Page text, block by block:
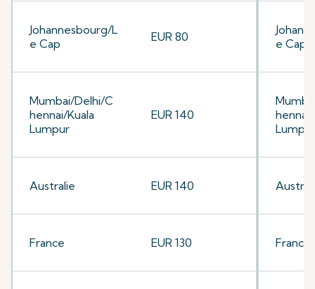
Johannesbourg/L
e Cap
EUR 80
Mumbai/Delhi/C
hennai/Kuala
Lumpur
EUR 140
Australie EUR 140
France EUR 130
e Cap
hennai/
Lumpur
France